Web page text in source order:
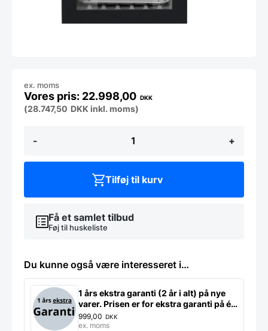
-
Artic
+
22.998,00 DKK
ex. moms
(28.747,50 DKK inkl. moms)
Få et samlet tilbud
Føj til huskeliste
Tilføj til kurv
Du kunne også være interesseret i…
1 års ekstra garanti (2 år i alt) på nye
varer. Prisen er for ekstra garanti på ét
produkt
999,00 DKK
ex. moms